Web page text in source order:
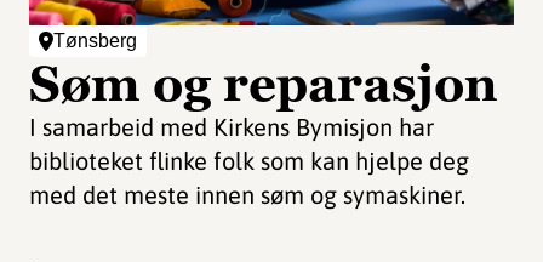
Tønsberg
Søm og reparasjon
I samarbeid med Kirkens Bymisjon har
biblioteket flinke folk som kan hjelpe deg
med det meste innen søm og symaskiner.